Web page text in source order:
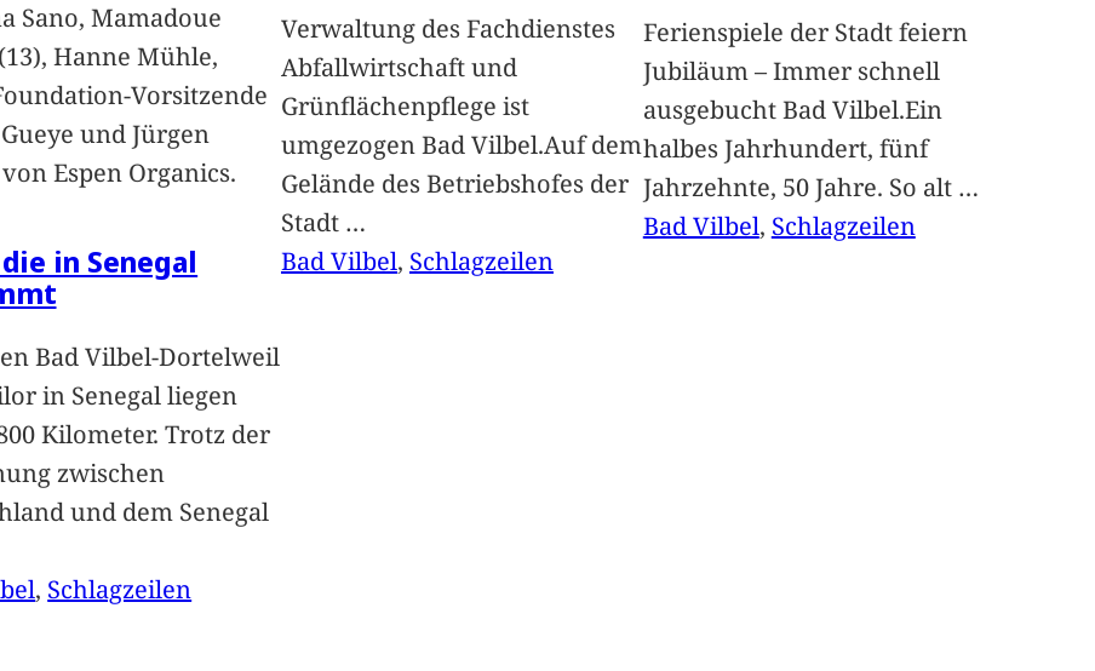
Sano, Mamadoue
Hanne Mühle,
Vorsitzende
und Jürgen
Espen Organics.
in Senegal
Bad Vilbel-Dortelweil
in Senegal liegen
Kilometer. Trotz der
zwischen
und dem Senegal
, Schlagzeilen
Verwaltung des Fachdienstes
Abfallwirtschaft und
Grünflächenpflege ist
umgezogen Bad Vilbel.Auf dem
Gelände des Betriebshofes der
Stadt …
Bad Vilbel, Schlagzeilen
Ferienspiele der Stadt feiern
Jubiläum – Immer schnell
ausgebucht Bad Vilbel.Ein
halbes Jahrhundert, fünf
Jahrzehnte, 50 Jahre. So alt …
Bad Vilbel, Schlagzeilen